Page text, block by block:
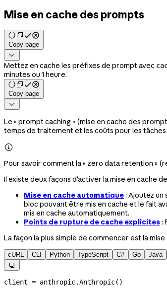
Mise en cache des prompts
Copy page

Mettez en cache les préfixes de prompt avec
minutes ou 1 heure.
Copy page

Le « prompt caching » (mise en cache des
temps de traitement et les coûts pour les

Pour savoir comment la « zero data retention »
Il existe deux façons d'activer la mise en cache
Mise en cache automatique: Ajoutez un
bloc pouvant être mis en cache et le fait
mis en cache automatiquement.
Points de rupture de cache explicites:
La façon la plus simple de commencer est la
cURL CLI Python TypeScript C# Go Java

client = anthropic.Anthropic()